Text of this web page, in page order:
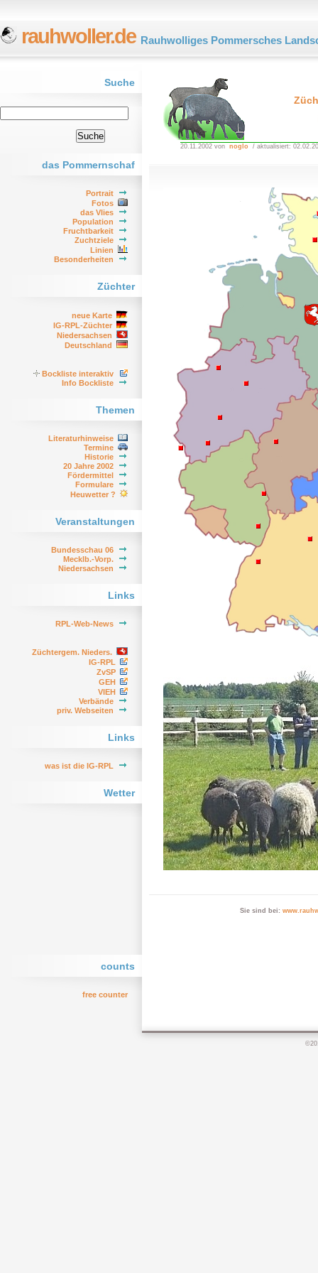
rauhwoller.de Rauhwolliges Pommersches
Suche
das Pommernschaf
Portrait
Fotos
das Vlies
Population
Fruchtbarkeit
Zuchtziele
Linien
Besonderheiten
Züchter
neue Karte
IG-RPL-Züchter
Niedersachsen
Deutschland
Bockliste interaktiv
Info Bockliste
Themen
Literaturhinweise
Termine
Historie
20 Jahre 2002
Fördermittel
Formulare
Heuwetter ?
Veranstaltungen
Bundesschau 06
Mecklb.-Vorp.
Niedersachsen
Links
RPL-Web-News
Züchtergem. Nieders.
IG-RPL
ZvSP
GEH
VIEH
Verbände
priv. Webseiten
Links
was ist die IG-RPL
Wetter
counts
free counter
20.11.2002 von noglo / aktualisiert:
Sie sind bei: